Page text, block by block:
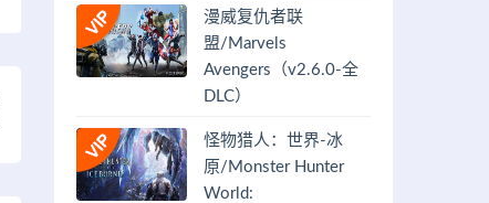
漫威复仇者联
盟/Marvels
Avengers（v2.6.0-全
DLC）
怪物猎人：世界-冰
原/Monster Hunter
World: